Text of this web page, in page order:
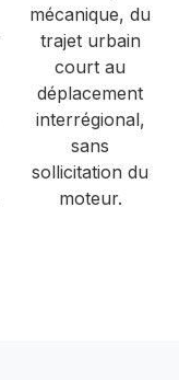
mécanique, du
trajet urbain
court au
déplacement
interrégional,
sans
sollicitation du
moteur.